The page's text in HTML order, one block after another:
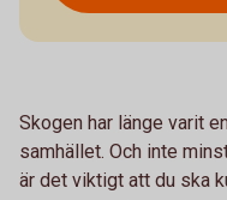
Skogen har länge varit
samhället. Och inte
är det viktigt att du ska